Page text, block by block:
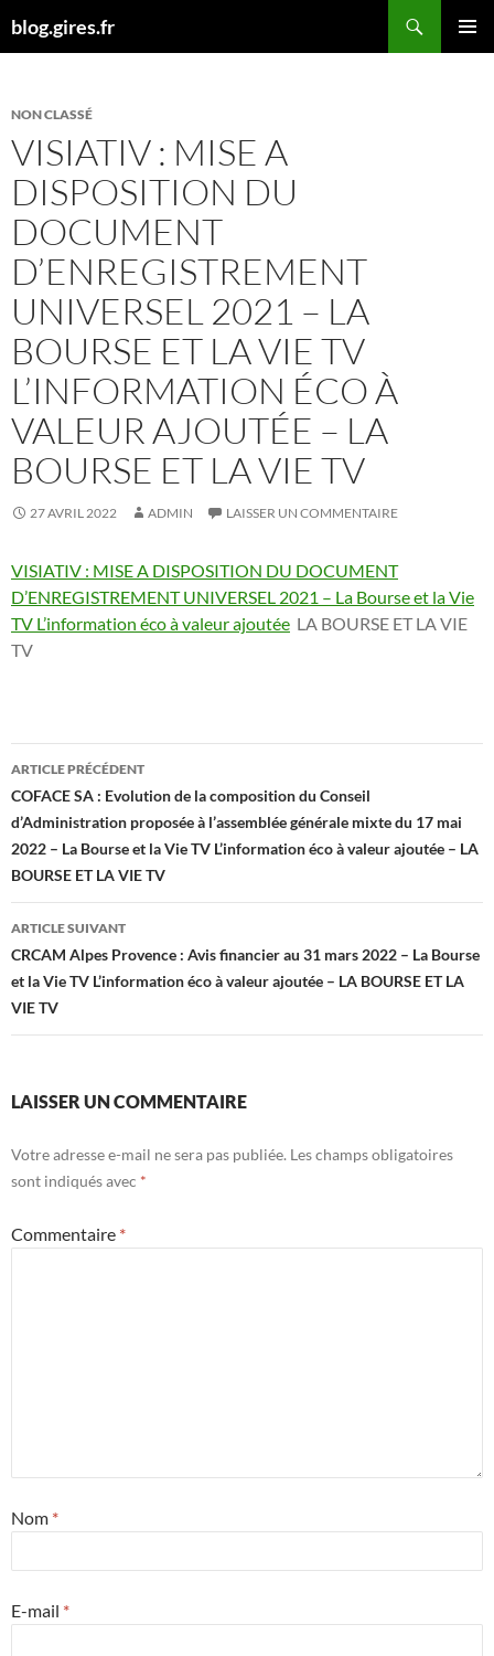
aublog.gires.fr
NON CLASSÉ
VISIATIV : MISE A
DISPOSITION DU
DOCUMENT
D’ENREGISTREMENT
UNIVERSEL 2021 – LA
BOURSE ET LA VIE TV
L’INFORMATION ÉCO À
VALEUR AJOUTÉE – LA
BOURSE ET LA VIE TV
27 AVRIL 2022 ADMIN LAISSER UN COMMENTAIRE
VISIATIV : MISE A DISPOSITION DU DOCUMENT
D’ENREGISTREMENT UNIVERSEL 2021 – La Bourse et la Vie
TV L’information éco à valeur ajoutée LA BOURSE ET LA VIE
TV
Navigation
des
articles
ARTICLE PRÉCÉDENT
COFACE SA : Evolution de la composition du Conseil
d’Administration proposée à l’assemblée générale mixte du 17 mai
2022 – La Bourse et la Vie TV L’information éco à valeur ajoutée – LA
BOURSE ET LA VIE TV
ARTICLE SUIVANT
CRCAM Alpes Provence : Avis financier au 31 mars 2022 – La Bourse
et la Vie TV L’information éco à valeur ajoutée – LA BOURSE ET LA
VIE TV
LAISSER UN COMMENTAIRE
Votre adresse e-mail ne sera pas publiée. Les champs obligatoires
sont indiqués avec *
Commentaire *
Nom *
E-mail *